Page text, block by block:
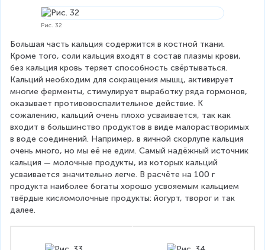
Рис. 32
Большая часть кальция содержится в костной ткани.
Кроме того, соли кальция входят в состав плазмы крови,
без кальция кровь теряет способность свёртываться.
Кальций необходим для сокращения мышц, активирует
многие ферменты, стимулирует выработку ряда гормонов,
оказывает противовоспалительное действие. К
сожалению, кальций очень плохо усваивается, так как
входит в большинство продуктов в виде малорастворимых
в воде соединений. Например, в яичной скорлупе кальция
очень много, но мы её не едим. Самый надёжный источник
кальция — молочные продукты, из которых кальций
усваивается значительно легче. В расчёте на 100 г
продукта наиболее богаты хорошо усвояемым кальцием
твёрдые кисломолочные продукты: йогурт, творог и так
далее.